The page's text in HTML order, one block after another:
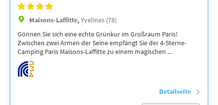
Maisons-Laffitte,Yvelines (78)
Gönnen Sie sich eine echte Grünkur im Großraum Paris!
Zwischen zwei Armen der Seine empfängt Sie der 4-Sterne-
Camping Paris Maisons-Laffitte zu einem magischen ...
Detailseite